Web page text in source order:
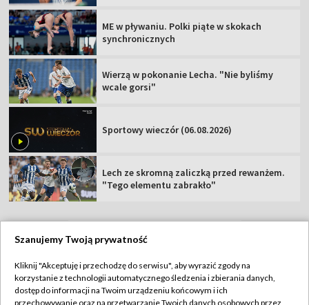
ME w pływaniu. Polki piąte w skokach
synchronicznych
Wierzą w pokonanie Lecha. "Nie byliśmy
wcale gorsi"
Sportowy wieczór (06.08.2026)
Lech ze skromną zaliczką przed rewanżem.
"Tego elementu zabrakło"
Abonament TVP
Regulamin TVP
Szanujemy Twoją prywatność
Kliknij "Akceptuję i przechodzę do serwisu", aby wyrazić zgody na
korzystanie z technologii automatycznego śledzenia i zbierania danych,
dostęp do informacji na Twoim urządzeniu końcowym i ich
przechowywanie oraz na przetwarzanie Twoich danych osobowych przez